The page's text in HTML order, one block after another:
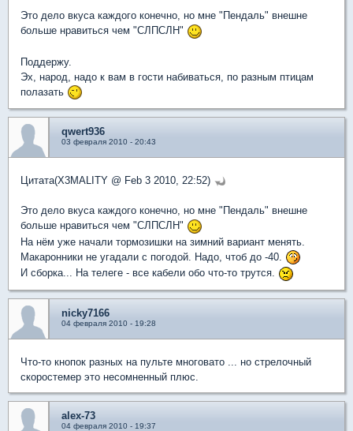
Это дело вкуса каждого конечно, но мне "Пендаль" внешне
больше нравиться чем "СЛПСЛН"
Поддержу.
Эх, народ, надо к вам в гости набиваться, по разным птицам
полазать
qwert936
03 февраля 2010 - 20:43
Цитата(X3MALITY @ Feb 3 2010, 22:52)
Это дело вкуса каждого конечно, но мне "Пендаль" внешне
больше нравиться чем "СЛПСЛН"
На нём уже начали тормозишки на зимний вариант менять.
Макаронники не угадали с погодой. Надо, чтоб до -40.
И сборка... На телеге - все кабели обо что-то трутся.
nicky7166
04 февраля 2010 - 19:28
Что-то кнопок разных на пульте многовато ... но стрелочный
скоростемер это несомненный плюс.
alex-73
04 февраля 2010 - 19:37